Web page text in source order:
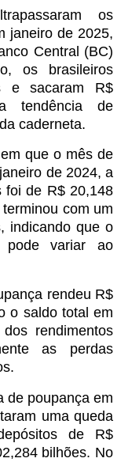
os
janeiro de 2025,
Central (BC)
os brasileiros
e sacaram R$
tendência de
caderneta.
que o mês de
de 2024, a
foi de R$ 20,148
com um
indicando que o
pode variar ao
rendeu R$
o saldo total em
rendimentos
as perdas
de poupança em
uma queda
de R$
bilhões. No